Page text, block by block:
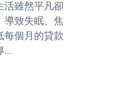
活雖然平凡卻
導致失眠、焦
每個月的貸款
...